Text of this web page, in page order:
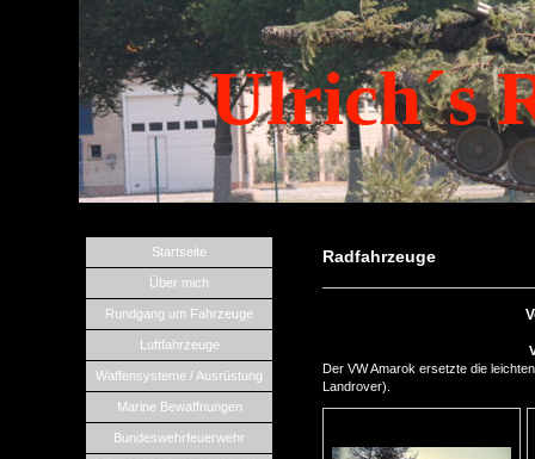
Ulrich´s
Startseite
Über mich
Rundgang um Fahrzeuge
Luftfahrzeuge
Waffensysteme / Ausrüstung
Marine Bewaffnungen
Bundeswehrfeuerwehr
Radfahrzeuge
Der VW Amarok ersetzte die
Landrover).